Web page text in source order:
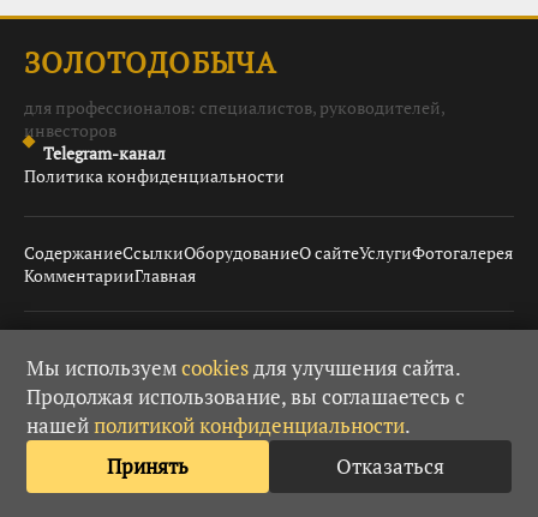
ЗОЛОТОДОБЫЧА
для профессионалов: специалистов, руководителей,
инвесторов
Telegram-канал
Политика конфиденциальности
СодержаниеСсылкиОборудованиеО сайтеУслугиФотогалерея
КомментарииГлавная
© 2008–2026 Золотодобыча ·
· При использовании
материалов гиперссылка обязательна.
Мы используемcookiesдля улучшения сайта.
Продолжая использование, вы соглашаетесь с
нашейполитикой конфиденциальности.
Принять
Отказаться